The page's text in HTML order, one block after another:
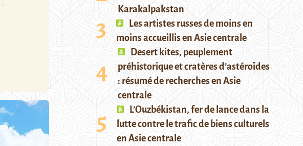
Karakalpakstan
Les artistes russes de moins en
moins accueillis en Asie centrale
Desert kites, peuplement
préhistorique et cratères d’astéroïdes
: résumé de recherches en Asie
centrale
L’Ouzbékistan, fer de lance dans la
lutte contre le trafic de biens culturels
en Asie centrale